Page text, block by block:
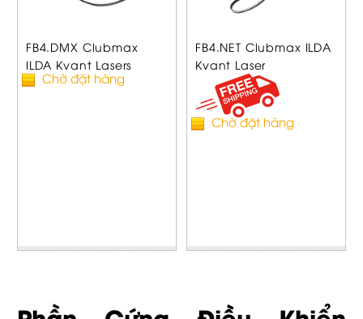
FB4.DMX Clubmax
ILDA Kvant Lasers
Chờ đặt hàng
FB4.NET Clubmax ILDA
Kvant Laser
Chờ đặt hàng